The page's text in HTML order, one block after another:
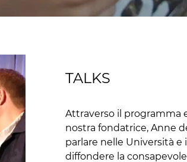
TALKS
Attraverso il programma
nostra fondatrice, Anne
parlare nelle Università
diffondere la